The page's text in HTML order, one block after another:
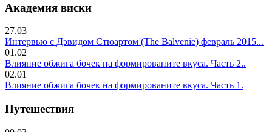
Академия виски
27.03
Интервью с Дэвидом Стюартом (The Balvenie) февраль 2015...
01.02
Влияние обжига бочек на формированите вкуса. Часть 2..
02.01
Влияние обжига бочек на формированите вкуса. Часть 1.
Путешествия